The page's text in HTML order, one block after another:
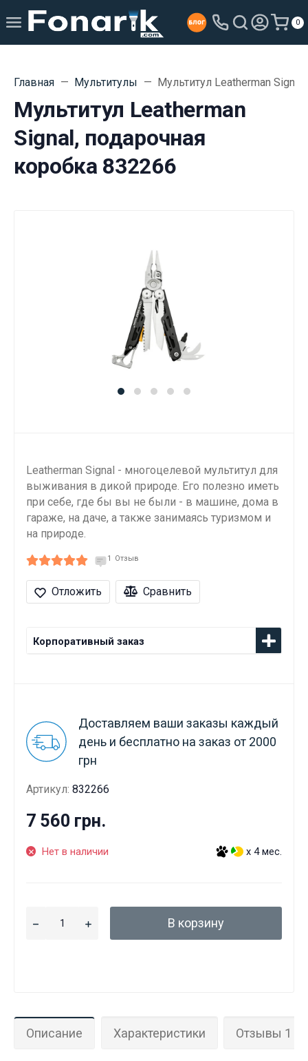
0
Главная Мультитулы Мультитул Leatherman
Мультитул Leatherman
Signal, подарочная
коробка 832266
Leatherman Signal - многоцелевой мультитул для
выживания в дикой природе. Его полезно иметь
при себе, где бы вы не были - в машине, дома в
гараже, на даче, а также занимаясь туризмом и
на природе.
1 Отзыв
Отложить Сравнить
Корпоративный заказ
Доставляем ваши заказы каждый
день и бесплатно на заказ от 2000
грн
Артикул: 832266
7 560 грн.
Нет в наличии x 4 мес.
В корзину
Описание Характеристики Отзывы 1